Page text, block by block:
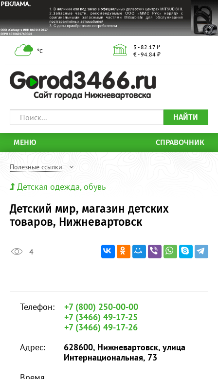
°С
$ - 82.17 ₽
€ - 94.84 ₽
НАЙТИ
МЕНЮ СПРАВОЧНИК
Полезные ссылки
Детская одежда, обувь
Детский мир, магазин детских
товаров, Нижневартовск
4
Телефон:
+7 (800) 250-00-00
+7 (3466) 49-17-25
+7 (3466) 49-17-26
Адрес:
628600, Нижневартовск, улица
Интернациональная, 73